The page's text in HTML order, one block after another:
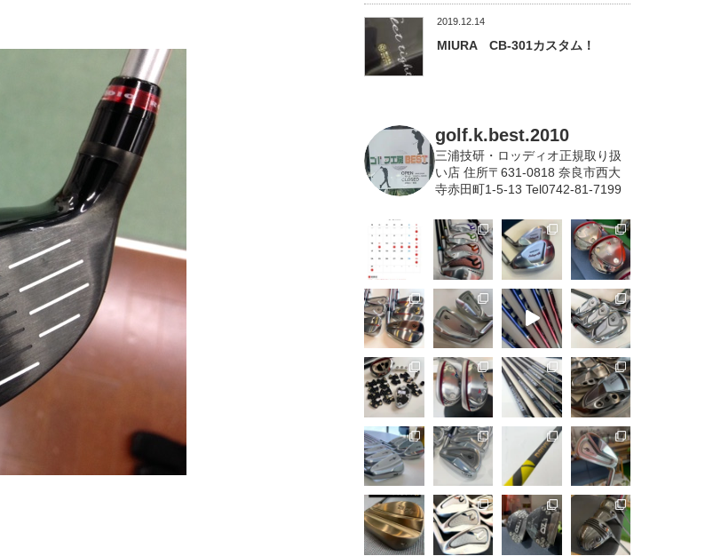
2019.12.14
MIURA CB-301カスタム！
golf.k.best.2010
三浦技研・ロッディオ正規取り扱
い店 住所〒631-0818 奈良市西大
寺赤田町1-5-13 Tel0742-81-7199